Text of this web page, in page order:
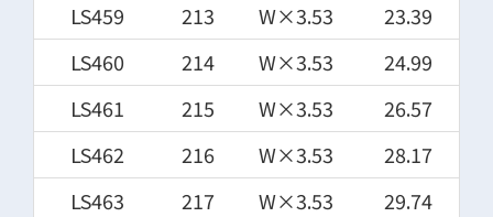
LS459
213 W×3.53
23.39
LS460
214 W×3.53
24.99
LS461
215 W×3.53
26.57
LS462
216 W×3.53
28.17
LS463
217 W×3.53
29.74